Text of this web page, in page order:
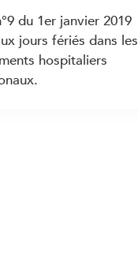
du 1er janvier 2019
jours fériés dans les
hospitaliers